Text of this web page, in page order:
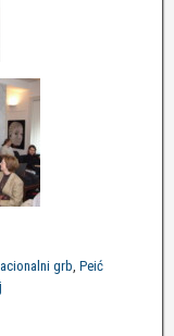
grb, Peić